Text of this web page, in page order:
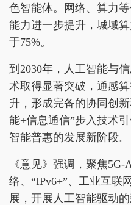
色智能体。网络、算力
能力进一步提升，城域
于75%。
到2030年，人工智能与
术取得显著突破，通感
升，形成完备的协同创
能+信息通信”步入技术
智能普惠的发展新阶段。
《意见》强调，聚焦5G-
络、“IPv6+”、工业互联
展，开展人工智能驱动